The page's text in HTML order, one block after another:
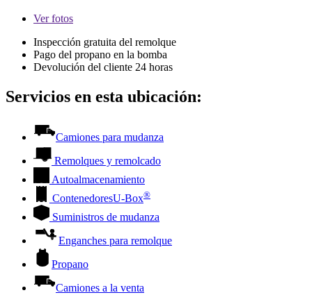
Verfotos
Inspección gratuita del remolque
Pago del propano en la bomba
Devolución del cliente 24 horas
Servicios en esta ubicación:
Camiones para mudanza
Remolques y remolcado
Autoalmacenamiento
ContenedoresU-Box®
Suministros de mudanza
Enganches para remolque
Propano
Camiones a la venta